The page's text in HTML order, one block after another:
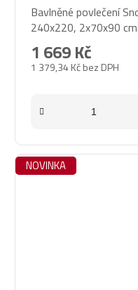
Bavlněné povlečení
240x220, 2x70x90 cm
1 379,34 Kč bez DPH
1 669 Kč
NOVINKA